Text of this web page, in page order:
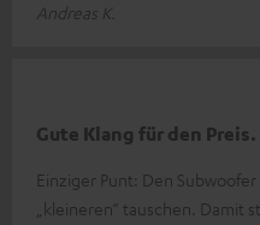
Andreas K.
Gute Klang für den Preis.
Einziger Punt: Den
„kleineren“ tauschen. Damit